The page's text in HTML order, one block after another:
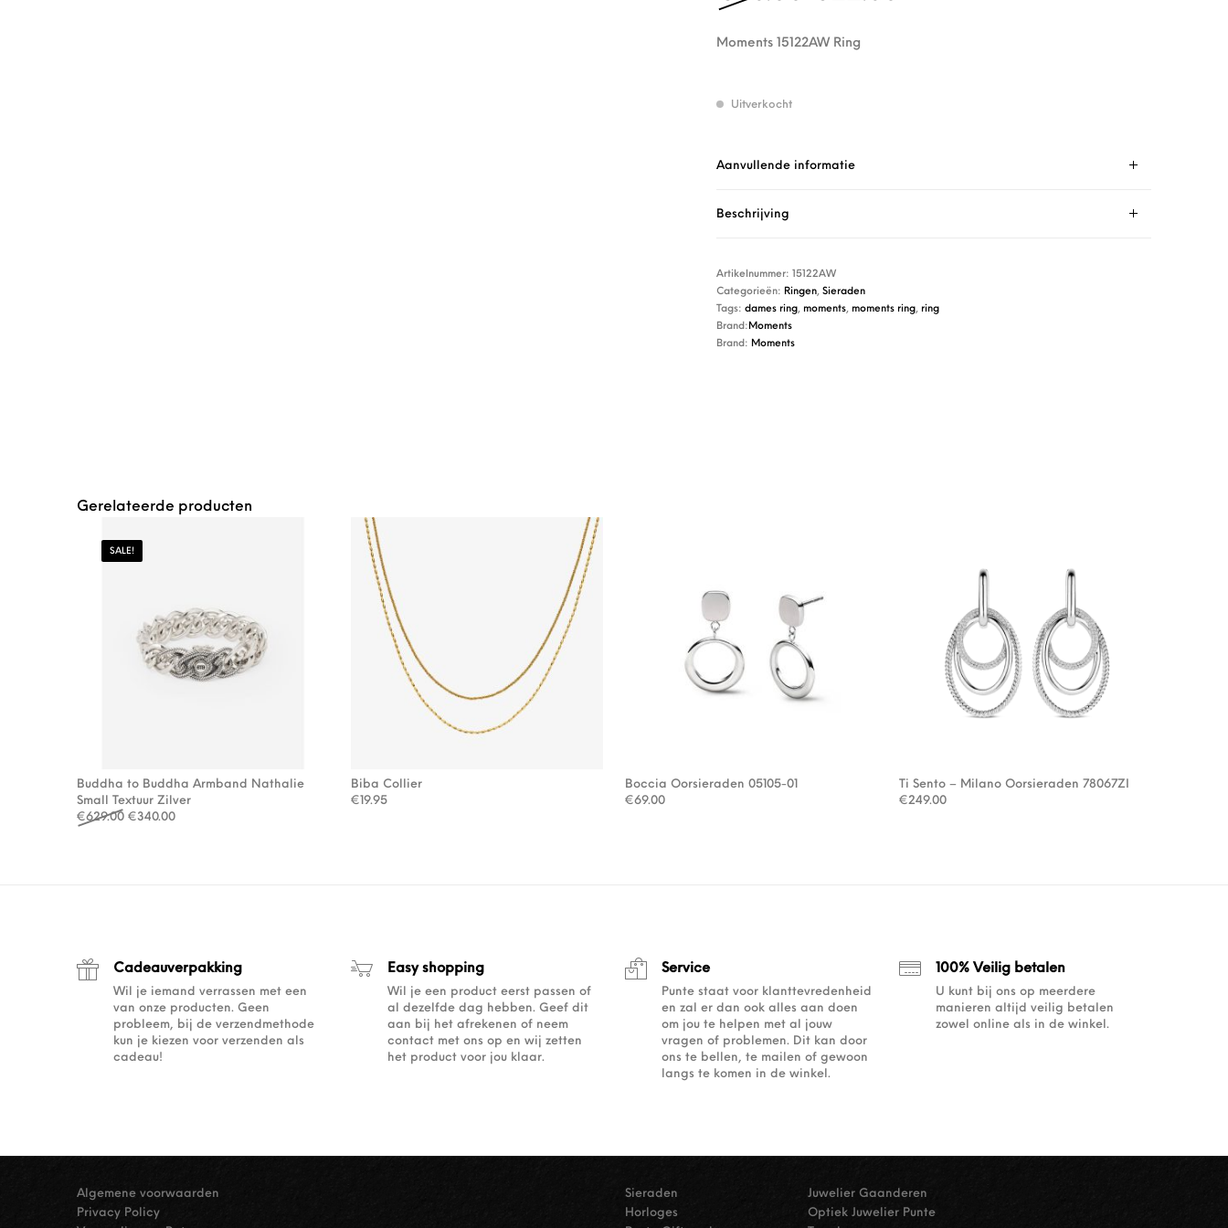
Moments 15122AW Ring
Uitverkocht
Aanvullende informatie
Beschrijving
Artikelnummer:
15122AW
Categorieën: Ringen, Sieraden
Tags: dames ring, moments, moments ring, ring
Brand: Moments
Brand: Moments
Gerelateerde producten
SALE!
Buddha to Buddha Armband Nathalie
Small Textuur Zilver
€629.00 Oorspronkelijke prijs was: €629.00.
€340.00Huidige prijs is: €340.00.
Biba Collier
€19.95
Boccia Oorsieraden 05105-01
€69.00
Ti Sento – Milano Oorsieraden 78067ZI
€249.00
Cadeauverpakking
Wil je iemand verrassen met een
van onze producten. Geen
probleem, bij de verzendmethode
kun je kiezen voor verzenden als
cadeau!
Easy shopping
Wil je een product eerst passen of
al dezelfde dag hebben. Geef dit
aan bij het afrekenen of neem
contact met ons op en wij zetten
het product voor jou klaar.
Service
Punte staat voor klanttevredenheid
en zal er dan ook alles aan doen
om jou te helpen met al jouw
vragen of problemen. Dit kan door
ons te bellen, te mailen of gewoon
langs te komen in de winkel.
100% Veilig betalen
U kunt bij ons op meerdere
manieren altijd veilig betalen
zowel online als in de winkel.
Algemene voorwaarden
Privacy Policy
Sieraden
Horloges
Juwelier Gaanderen
Optiek Juwelier Punte